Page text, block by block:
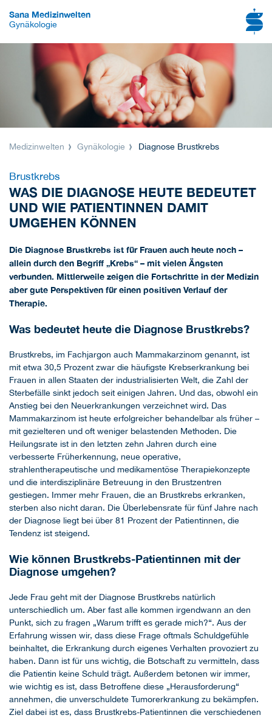
Sana Medizinwelten
Gynäkologie
Medizinwelten Gynäkologie Diagnose Brustkrebs
Brustkrebs
WAS DIE DIAGNOSE HEUTE BEDEUTET
UND WIE PATIENTINNEN DAMIT
UMGEHEN KÖNNEN
Die Diagnose Brustkrebs ist für Frauen auch heute noch –
allein durch den Begriff „Krebs“ – mit vielen Ängsten
verbunden. Mittlerweile zeigen die Fortschritte in der Medizin
aber gute Perspektiven für einen positiven Verlauf der
Therapie.
Was bedeutet heute die Diagnose Brustkrebs?
Brustkrebs, im Fachjargon auch Mammakarzinom genannt, ist
mit etwa 30,5 Prozent zwar die häufigste Krebserkrankung bei
Frauen in allen Staaten der industrialisierten Welt, die Zahl der
Sterbefälle sinkt jedoch seit einigen Jahren. Und das, obwohl ein
Anstieg bei den Neuerkrankungen verzeichnet wird. Das
Mammakarzinom ist heute erfolgreicher behandelbar als früher –
mit gezielteren und oft weniger belastenden Methoden. Die
Heilungsrate ist in den letzten zehn Jahren durch eine
verbesserte Früherkennung, neue operative,
strahlentherapeutische und medikamentöse Therapiekonzepte
und die interdisziplinäre Betreuung in den Brustzentren
gestiegen. Immer mehr Frauen, die an Brustkrebs erkranken,
sterben also nicht daran. Die Überlebensrate für fünf Jahre nach
der Diagnose liegt bei über 81 Prozent der Patientinnen, die
Tendenz ist steigend.
Wie können Brustkrebs-Patientinnen mit der
Diagnose umgehen?
Jede Frau geht mit der Diagnose Brustkrebs natürlich
unterschiedlich um. Aber fast alle kommen irgendwann an den
Punkt, sich zu fragen „Warum trifft es gerade mich?“. Aus der
Erfahrung wissen wir, dass diese Frage oftmals Schuldgefühle
beinhaltet, die Erkrankung durch eigenes Verhalten provoziert zu
haben. Dann ist für uns wichtig, die Botschaft zu vermitteln, dass
die Patientin keine Schuld trägt. Außerdem betonen wir immer,
wie wichtig es ist, dass Betroffene diese „Herausforderung“
annehmen, die unverschuldete Tumorerkrankung zu bekämpfen.
Ziel dabei ist es, dass Brustkrebs-Patientinnen die verschiedenen